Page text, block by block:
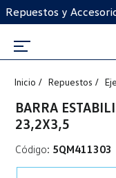
Repuestos y
Inicio Repuestos
BARRA
23,2X3,5
Código: 5QM411303